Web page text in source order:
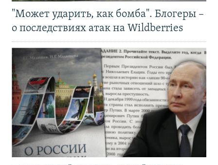
"Может ударить, как бомба". Блогеры –
о последствиях атак на Wildberries